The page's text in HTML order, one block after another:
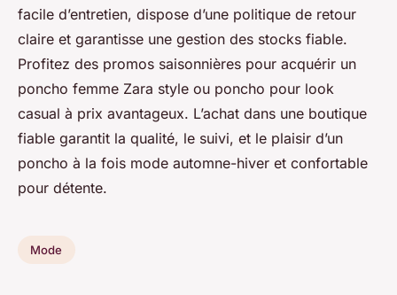
facile d’entretien, dispose d’une politique de retour
claire et garantisse une gestion des stocks fiable.
Profitez des promos saisonnières pour acquérir un
poncho femme Zara style ou poncho pour look
casual à prix avantageux. L’achat dans une boutique
fiable garantit la qualité, le suivi, et le plaisir d’un
poncho à la fois mode automne-hiver et confortable
pour détente.
Mode